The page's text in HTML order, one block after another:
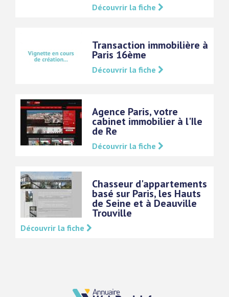
Découvrir la fiche
Transaction immobilière à
Paris 16ème
Découvrir la fiche
Agence Paris, votre
cabinet immobilier à l'Ile
de Re
Découvrir la fiche
Chasseur d'appartements
basé sur Paris, les Hauts
de Seine et à Deauville
Trouville
Découvrir la fiche